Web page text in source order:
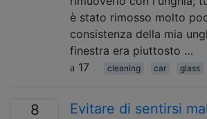
è stato rimosso molto
consistenza della mia
finestra era piuttosto …
17
cleaning car glass
8
Evitare di sentirsi